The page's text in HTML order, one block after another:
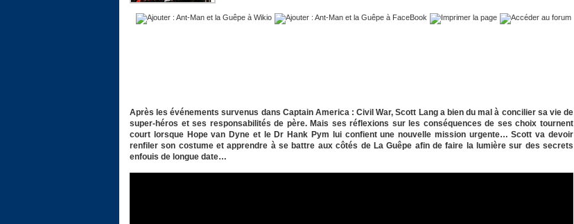
Après les événements survenus dans Captain America : Civil War, Scott Lang a bien du mal à concilier sa vie de
super-héros et ses responsabilités de père. Mais ses réflexions sur les conséquences de ses choix tournent
court lorsque Hope van Dyne et le Dr Hank Pym lui confient une nouvelle mission urgente… Scott va devoir
renfiler son costume et apprendre à se battre aux côtés de La Guêpe afin de faire la lumière sur des secrets
enfouis de longue date…